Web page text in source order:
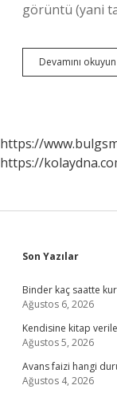
görüntü (yani
Devamını okuyun
https://
https://
Sidebar
Son Yazılar
Binder kaç saatte
Ağustos 6, 2026
Kendisine kitap
Ağustos 5, 2026
Avans faizi hangi
Ağustos 4, 2026